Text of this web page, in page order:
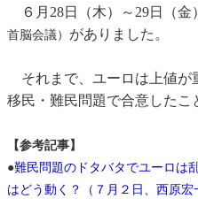
６月28日（木）～29日（金
首脳会議） がありました。
それまで、ユーロは上値が
移民・難民問題で合意したこ
【参考記事】
●難民問題のドタバタでユーロは
はどう動く？（７月２日、西原宏